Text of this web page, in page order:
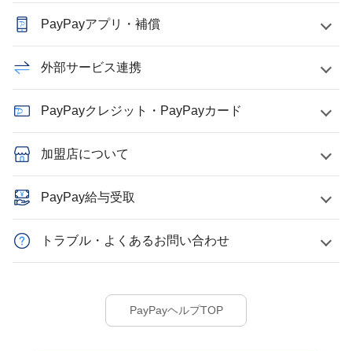
PayPayアプリ・補償
外部サービス連携
PayPayクレジット・PayPayカード
加盟店について
PayPay給与受取
トラブル・よくあるお問い合わせ
PayPayヘルプTOP